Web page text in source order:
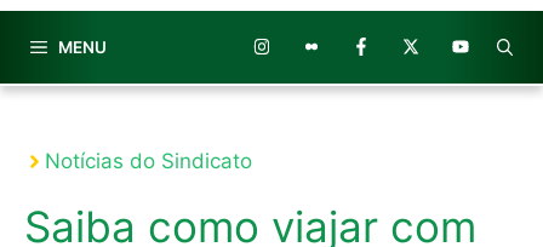
MENU
Notícias do Sindicato
Saiba como viajar com